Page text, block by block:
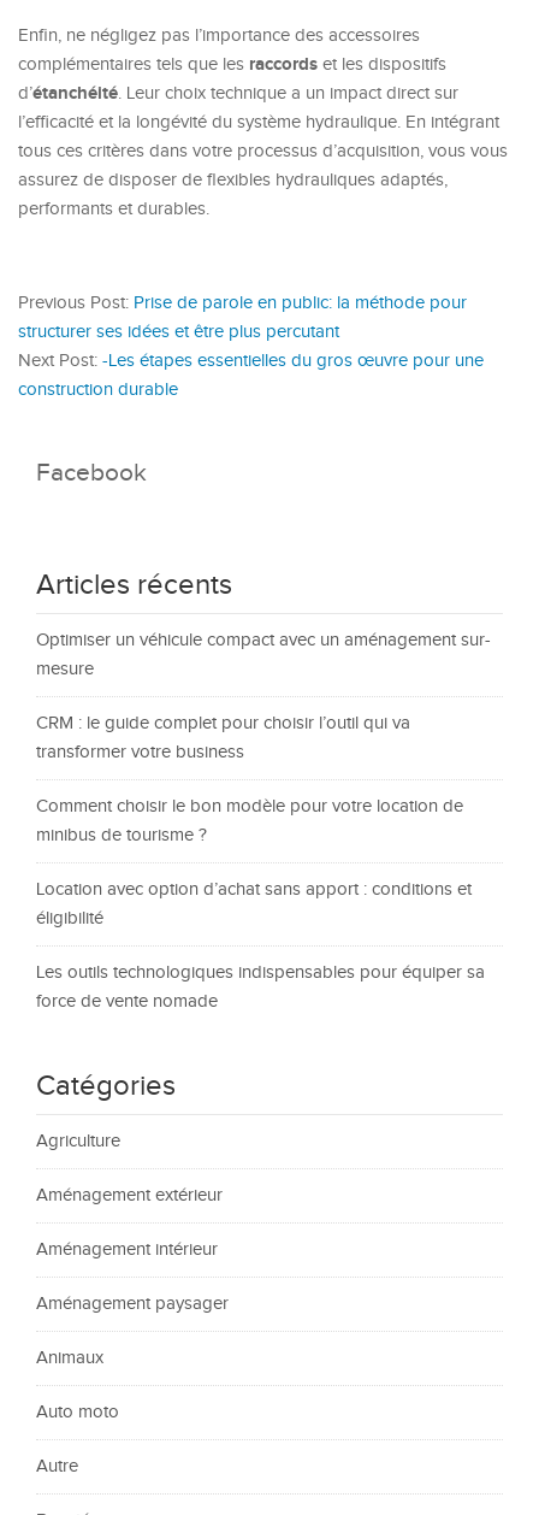
Enfin, ne négligez pas l’importance des accessoires
complémentaires tels que les raccords et les dispositifs
d’étanchéité. Leur choix technique a un impact direct sur
l’efficacité et la longévité du système hydraulique. En intégrant
tous ces critères dans votre processus d’acquisition, vous vous
assurez de disposer de flexibles hydrauliques adaptés,
performants et durables.
Previous Post: Prise de parole en public: la méthode pour
structurer ses idées et être plus percutant
Next Post: -Les étapes essentielles du gros œuvre pour une
construction durable
Facebook
Articles récents
Optimiser un véhicule compact avec un aménagement sur-
mesure
CRM : le guide complet pour choisir l’outil qui va
transformer votre business
Comment choisir le bon modèle pour votre location de
minibus de tourisme ?
Location avec option d’achat sans apport : conditions et
éligibilité
Les outils technologiques indispensables pour équiper sa
force de vente nomade
Catégories
Agriculture
Aménagement extérieur
Aménagement intérieur
Aménagement paysager
Animaux
Auto moto
Autre